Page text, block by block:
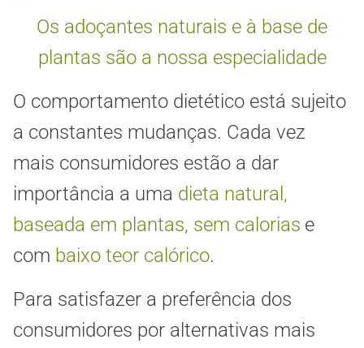
Os adoçantes naturais e à base de
plantas são a nossa especialidade
O comportamento dietético está sujeito
a constantes mudanças. Cada vez
mais consumidores estão a dar
importância a uma dieta natural,
baseada em plantas, sem calorias e
com baixo teor calórico.
Para satisfazer a preferência dos
consumidores por alternativas mais